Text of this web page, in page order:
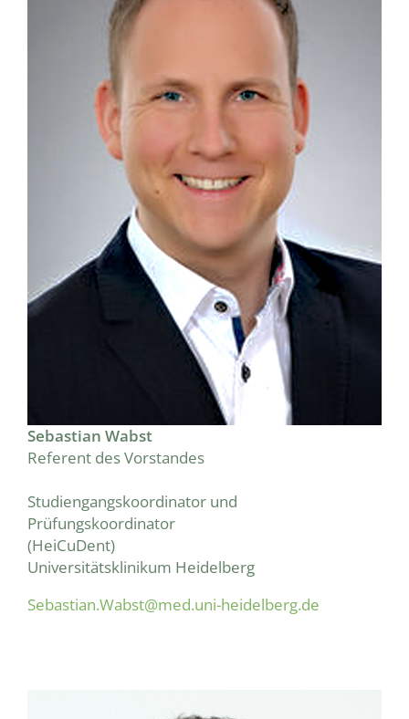
Sebastian Wabst
Referent des Vorstandes
Studiengangskoordinator und
Prüfungskoordinator
​​​​​​​(HeiCuDent)
Universitätsklinikum Heidelberg
Sebastian.Wabst@med.uni-heidelberg.de